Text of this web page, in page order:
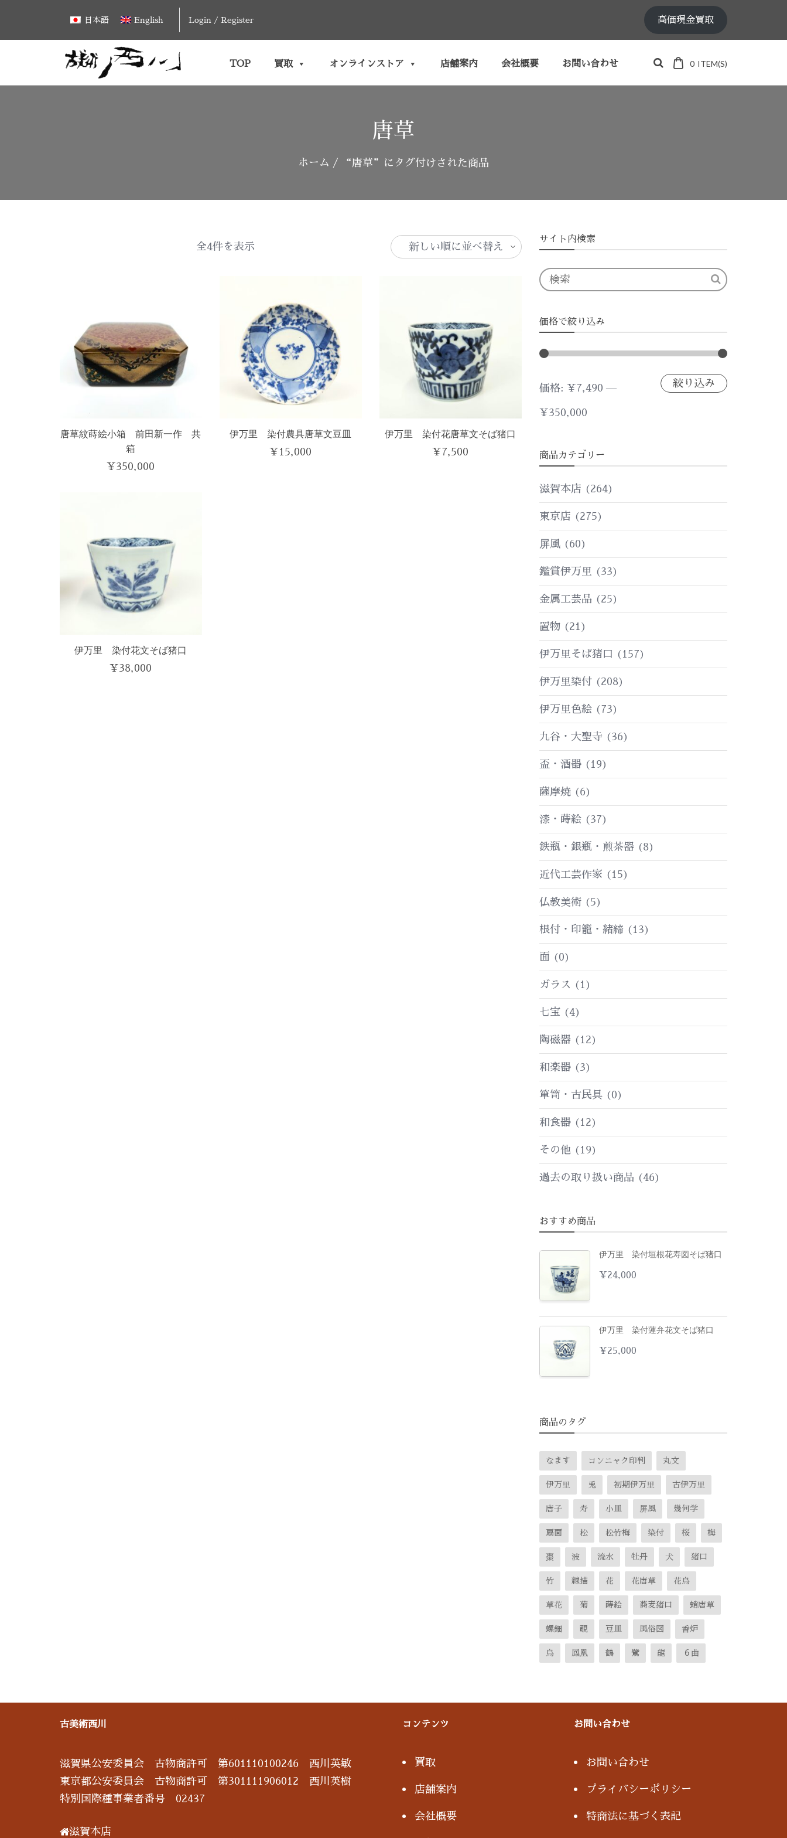
content
日本語 English Login / Register 高価現金買取
TOP 買取 オンラインストア 店舗案内 会社概要 お問い合わせ 0 ITEM(S)
唐草
ホーム / “唐草”にタグ付けされた商品
全4件を表示新
唐草紋蒔絵小箱 前田新一作 共
箱
¥350,000
伊万里 染付農具唐草文豆皿
¥15,000
伊万里 染付花唐草文そば猪口
¥7,500
伊万里 染付花文そば猪口
¥38,000
サイト内検索
価格で絞り込み
最
低
格
最
高
格
絞り込み
価格: ¥7,490 —
¥350,000
商品カテゴリー
滋賀本店 (264)
東京店 (275)
屏風 (60)
鑑賞伊万里 (33)
金属工芸品 (25)
置物 (21)
伊万里そば猪口 (157)
伊万里染付 (208)
伊万里色絵 (73)
九谷・大聖寺 (36)
盃・酒器 (19)
薩摩焼 (6)
漆・蒔絵 (37)
鉄瓶・銀瓶・煎茶器 (8)
近代工芸作家 (15)
仏教美術 (5)
根付・印籠・緒締 (13)
面 (0)
ガラス (1)
七宝 (4)
陶磁器 (12)
和楽器 (3)
箪笥・古民具 (0)
和食器 (12)
その他 (19)
過去の取り扱い商品 (46)
おすすめ商品
伊万里 染付垣根花寿図そば猪口
¥ 24,000
伊万里 染付蓮弁花文そば猪口
¥ 25,000
商品のタグ
なます コンニャク印判 丸文
伊万里 兎 初期伊万里 古伊万里
唐子 寿 小皿 屏風 幾何学
扇面 松 松竹梅 染付 桜 梅
棗 波 流水 牡丹 犬 猪口
竹 線描 花 花唐草 花鳥
草花 菊 蒔絵 蕎麦猪口 蛸唐草
螺鈿 覗 豆皿 風俗図 香炉
鳥 鳳凰 鶴 鷺 龍 ６曲
古美術西川
滋賀県公安委員会 古物商許可 第601110100246 西川英敏
東京都公安委員会 古物商許可 第301111906012 西川英樹
特別国際種事業者番号 02437
滋賀本店
コンテンツ
買取
店舗案内
会社概要
お問い合わせ
お問い合わせ
プライバシーポリシー
特商法に基づく表記